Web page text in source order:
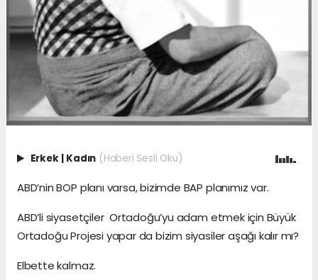
Erkek | Kadın (Haberi Sesli Oku)
ABD’nin BOP planı varsa, bizimde BAP planımız var.
ABD’li siyasetçiler Ortadoğu’yu adam etmek için Büyük
Ortadoğu Projesi yapar da bizim siyasiler aşağı kalır mı?
Elbette kalmaz.